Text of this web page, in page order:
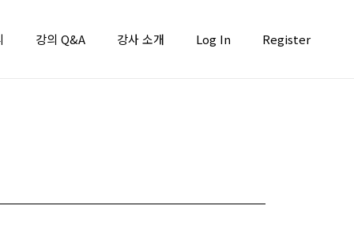
강의 Q&A 강사 소개 Log In Register